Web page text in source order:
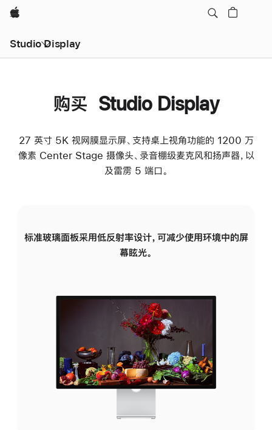
Apple
Studio Display
购买 Studio Display
27 英寸 5K 视网膜显示屏、支持桌上视角功能的 1200 万
像素 Center Stage 摄像头、录音棚级麦克风和扬声器，以
及雷雳 5 端口。
标准玻璃面板采用低反射率设计，可减少使用环境中的屏
幕眩光。